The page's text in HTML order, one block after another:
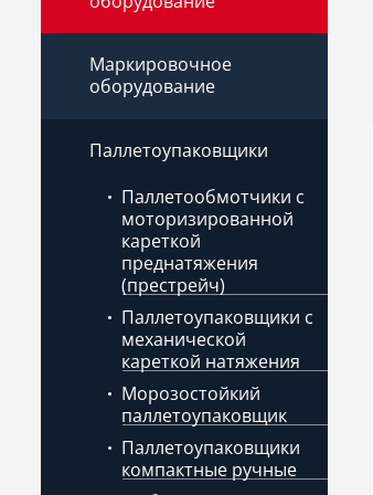
Маркировочное
оборудование
Паллетоупаковщики
Паллетообмотчики с
моторизированной
кареткой
преднатяжения
(престрейч)
Паллетоупаковщики с
механической
кареткой натяжения
Морозостойкий
паллетоупаковщик
Паллетоупаковщики
компактные ручные